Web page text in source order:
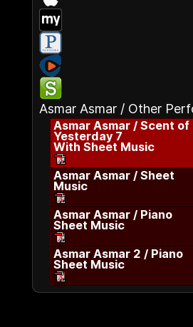
Asmar Asmar / Other
Asmar Asmar / Scent of
Yesterday 7
With Sheet Music
Asmar Asmar / Sheet
Music
Asmar Asmar / Piano
Sheet Music
Asmar Asmar 2 / Piano
Sheet Music